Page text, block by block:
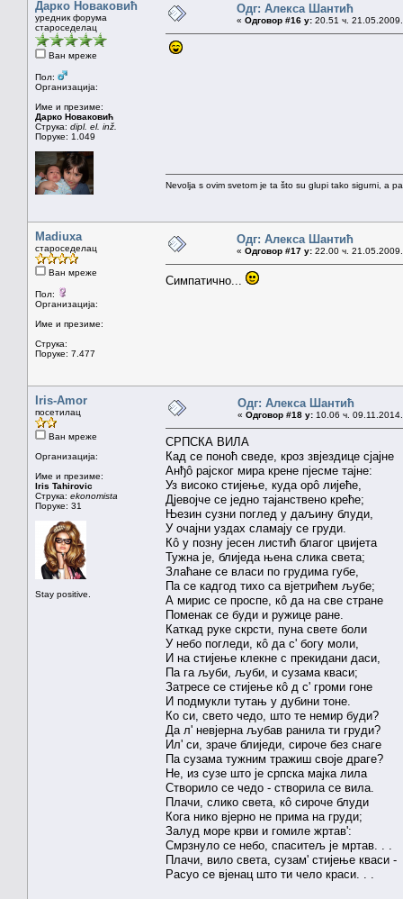
Дарко Новаковић
уредник форума
староседелац
Ван мреже
Пол:
Организација:
Име и презиме:
Дарко Новаковић
Струка: dipl. el. inž.
Поруке: 1.049
Одг: Алекса Шантић
« Одговор #16 у: 20.51 ч.
Nevolja s ovim svetom je ta što su glupi tako sigurni, a
Madiuxa
староседелац
Ван мреже
Пол:
Организација:
Име и презиме:
Струка:
Поруке: 7.477
Одг: Алекса Шантић
« Одговор #17 у: 22.00 ч.
Симпатично...
Iris-Amor
посетилац
Ван мреже
Организација:
Име и презиме:
Iris Tahirovic
Струка: ekonomista
Поруке: 31
Stay positive.
Одг: Алекса Шантић
« Одговор #18 у: 10.06 ч.
СРПСКА ВИЛА
Кад се поноћ сведе, кроз звјездице сјајне
Анђô рајског мира крене пјесме тајне:
Уз високо стијење, куда орô лијеће,
Дјевојче се једно тајанствено креће;
Њезин сузни поглед у даљину блуди,
У очајни уздах сламају се груди.
Кô у позну јесен листић благог цвијета
Тужна је, блиједа њена слика света;
Злаћане се власи по грудима губе,
Па се кадгод тихо са вјетрићем љубе;
А мирис се проспе, кô да на све стране
Поменак се буди и ружице ране.
Каткад руке скрсти, пуна свете боли
У небо погледи, кô да с' богу моли,
И на стијење клекне с прекидани даси,
Па га љуби, љуби, и сузама кваси;
Затресе се стијење кô д с' громи гоне
И подмукли тутањ у дубини тоне.
Ко си, свето чедо, што те немир буди?
Да л' невјерна љубав ранила ти груди?
Ил' си, зраче блиједи, сироче без снаге
Па сузама тужним тражиш своје драге?
Не, из сузе што је српска мајка лила
Створило се чедо - створила се вила.
Плачи, слико света, кô сироче блуди
Кога нико вјерно не прима на груди;
Залуд море крви и гомиле жртав':
Смрзнуло се небо, спаситељ је мртав. . .
Плачи, вило света, сузам' стијење кваси -
Расуо се вјенац што ти чело краси. . .